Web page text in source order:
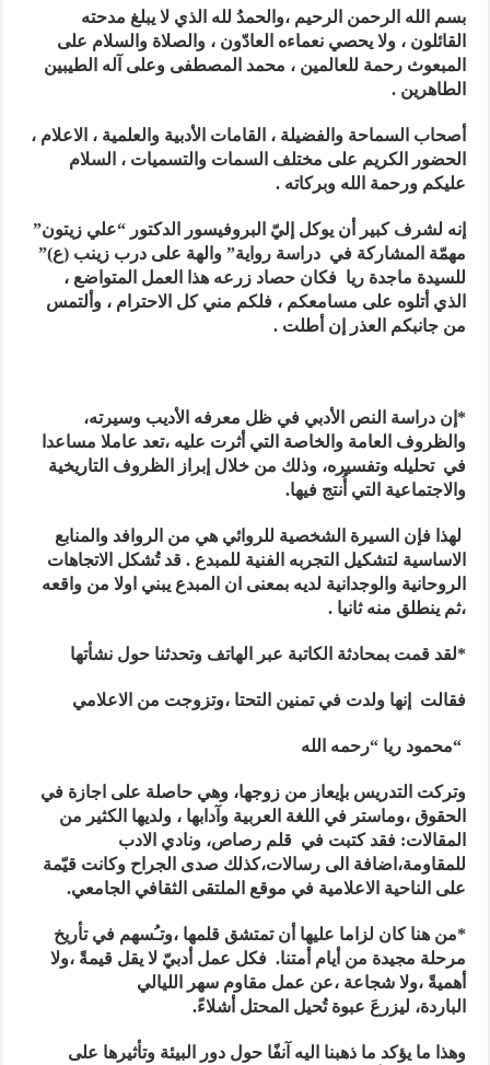
بسم الله الرحمن الرحيم ،والحمدُ لله الذي لا يبلغ مدحته
القائلون ، ولا يحصي نعماءه العادّون ، والصلاة والسلام على
المبعوث رحمة للعالمين ، محمد المصطفى وعلى آله الطيبين
الطاهرين .
أصحاب السماحة والفضيلة ، القامات الأدبية والعلمية ، الاعلام ،
الحضور الكريم على مختلف السمات والتسميات ، السلام
عليكم ورحمة الله وبركاته .
إنه لشرف كبير أن يوكل إليّ البروفيسور الدكتور “علي زيتون”
مهمّة المشاركة في دراسة رواية” والهة على درب زينب (ع)”
للسيدة ماجدة ريا فكان حصاد زرعه هذا العمل المتواضع ،
الذي أتلوه على مسامعكم ، فلكم مني كل الاحترام ، وألتمس
من جانبكم العذر إن أطلت .
*إن دراسة النص الأدبي في ظل معرفه الأديب وسيرته،
والظروف العامة والخاصة التي أثرت عليه ،تعد عاملا مساعدا
في تحليله وتفسيره، وذلك من خلال إبراز الظروف التاريخية
والاجتماعية التي أُنتج فيها.
لهذا فإن السيرة الشخصية للروائي هي من الروافد والمنابع
الاساسية لتشكيل التجربه الفنية للمبدع . قد تُشكل الاتجاهات
الروحانية والوجدانية لديه بمعنى ان المبدع يبني اولا من واقعه
،ثم ينطلق منه ثانيا .
*لقد قمت بمحادثة الكاتبة عبر الهاتف وتحدثنا حول نشأتها
فقالت إنها ولدت في تمنين التحتا ،وتزوجت من الاعلامي
“محمود ريا “رحمه الله
وتركت التدريس بإيعاز من زوجها، وهي حاصلة على اجازة في
الحقوق ،وماستر في اللغة العربية وآدابها ، ولديها الكثير من
المقالات: فقد كتبت في قلم رصاص، ونادي الادب
للمقاومة،اضافة الى رسالات،كذلك صدى الجراح وكانت قيّمة
على الناحية الاعلامية في موقع الملتقى الثقافي الجامعي.
*من هنا كان لزاما عليها أن تمتشق قلمها ،وتـُسهم في تأريخ
مرحلة مجيدة من أيام أمتنا. فكل عمل أدبيّ لا يقل قيمةً ،ولا
أهميةً ،ولا شجاعة ،عن عمل مقاوم سهر الليالي
الباردة، ليزرعَ عبوة تُحيل المحتل أشلاءً.
وهذا ما يؤكد ما ذهبنا اليه آنفًا حول دور البيئة وتأثيرها على